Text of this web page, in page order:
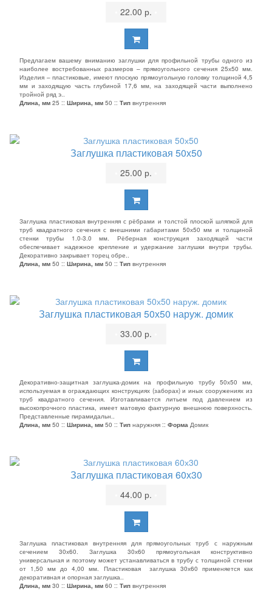
22.00 р.
Предлагаем вашему вниманию заглушки для профильной трубы одного из
наиболее востребованных размеров – прямоугольного сечения 25х50 мм.
Изделия – пластиковые, имеют плоскую прямоугольную головку толщиной 4,5
мм и заходящую часть глубиной 17,6 мм, на заходящей части выполнено
тройной ряд э..
Длина, мм 25 :: Ширина, мм 50 :: Тип внутренняя
Заглушка пластиковая 50х50
25.00 р.
Заглушка пластиковая внутренняя с рёбрами и толстой плоской шляпкой для
труб квадратного сечения с внешними габаритами 50х50 мм и толщиной
стенки трубы 1.0-3.0 мм. Рёберная конструкция заходящей части
обеспечивает надежное крепление и удержание заглушки внутри трубы.
Декоративно закрывает торец обре..
Длина, мм 50 :: Ширина, мм 50 :: Тип внутренняя
Заглушка пластиковая 50х50 наруж. домик
33.00 р.
Декоративно-защитная заглушка-домик на профильную трубу 50х50 мм,
используемая в ограждающих конструкциях (заборах) и иных сооружениях из
труб квадратного сечения. Изготавливается литьем под давлением из
высокопрочного пластика, имеет матовую фактурную внешнюю поверхность.
Представленные пирамидальн..
Длина, мм 50 :: Ширина, мм 50 :: Тип наружняя :: Форма Домик
Заглушка пластиковая 60х30
44.00 р.
Заглушка пластиковая внутренняя для прямоугольных труб с наружным
сечением 30х60. Заглушка 30х60 прямоугольная конструктивно
универсальная и поэтому может устанавливаться в трубу с толщиной стенки
от 1,50 мм до 4,00 мм. Пластиковая заглушка 30х60 применяется как
декоративная и опорная заглушка..
Длина, мм 30 :: Ширина, мм 60 :: Тип внутренняя